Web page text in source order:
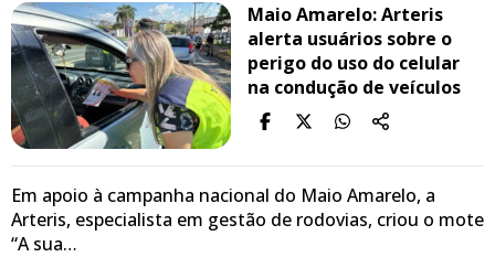
Maio Amarelo: Arteris
alerta usuários sobre o
perigo do uso do celular
na condução de veículos
Em apoio à campanha nacional do Maio Amarelo, a
Arteris, especialista em gestão de rodovias, criou o mote
“A sua…